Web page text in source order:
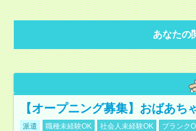
あなたの
【オープニング募集】おばあ
派遣 職種未経験OK 社会人未経験OK ブランク